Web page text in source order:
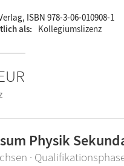
ISBN 978-3-06-010908-1
als
Kollegiumslizenz
Physik
·